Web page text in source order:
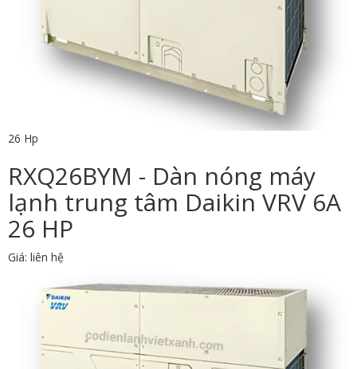
26 Hp
RXQ26BYM - Dàn nóng máy
lạnh trung tâm Daikin VRV 6A
26 HP
Giá: liên hệ